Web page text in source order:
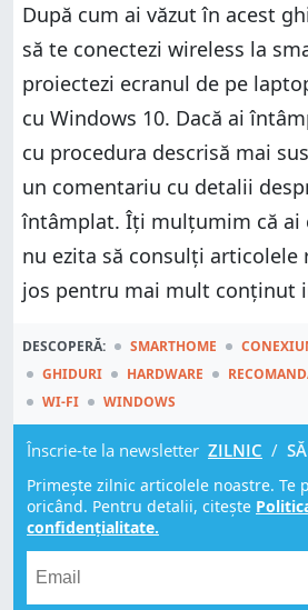
După cum ai văzut în acest
să te conectezi wireless la
proiectezi ecranul de pe
cu Windows 10. Dacă ai
cu procedura descrisă mai
un comentariu cu detalii
întâmplat. Îți mulțumim că ai
nu ezita să consulți articolele
jos pentru mai mult conținut
DESCOPERĂ: SMARTHOME
GHIDURI
HARDWARE
WI-FI
WINDOWS
Înscrie-te la newsletter ZILNIC /
Primește zilnic articolele noastre. Te
oricând. Pentru detalii, citește
confidențialitate.